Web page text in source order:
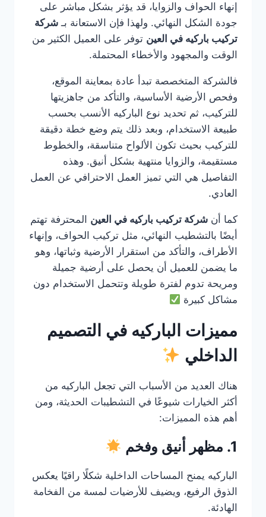
إنهاء الحواف والزوايا، قد يؤثر بشكل مباشر على
جودة الشكل النهائي. ولهذا فإن الاستعانة بـ شركة
تركيب باركيه في العين توفر على العميل الكثير من
الوقت والمجهود والأخطاء المحتملة.
فالشركة المتخصصة تبدأ عادة بمعاينة الموقع،
وفحص الأرضية الأساسية، والتأكد من جاهزيتها
للتركيب، ثم تحديد نوع الباركيه الأنسب بحسب
طبيعة الاستخدام، وبعد ذلك يتم وضع خطة دقيقة
للتركيب بحيث تكون الألواح متناسقة، والخطوط
مستقيمة، والزوايا منتهية بشكل أنيق. وهذه
التفاصيل هي التي تميز العمل الاحترافي عن العمل
العادي.
كما أن شركة تركيب باركيه في العين المحترفة تهتم
أيضًا بالتشطيب النهائي، مثل تركيب الحواف، وإنهاء
الأطراف، والتأكد من استقرار الأرضية وثباتها، وهو
ما يضمن للعميل أن يحصل على أرضية جميلة
ومريحة تدوم لفترة طويلة وتتحمل الاستخدام دون
مشاكل كبيرة
مميزات الباركيه في التصميم
الداخلي
هناك العديد من الأسباب التي تجعل الباركيه من
أكثر الخيارات شيوعًا في التشطيبات الحديثة، ومن
أهم هذه المميزات:
1. مظهر أنيق وفخم
الباركيه يمنح المساحات الداخلية شكلًا راقيًا يعكس
الذوق الرفيع، ويضيف للأرضيات لمسة من الفخامة
الهادئة.